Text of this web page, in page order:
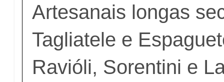
Artesanais longas
Tagliatele e
Ravióli, Sorentini e